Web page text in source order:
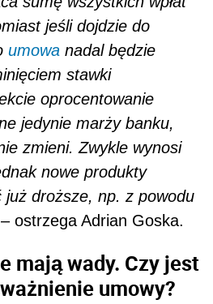
jeśli dojdzie do
umowa nadal będzie
stawki
oprocentowanie
jedynie marży banku,
zmieni. Zwykle wynosi
nowe produkty
już droższe, np. z powodu
ostrzega Adrian Goska.
mają wady. Czy jest
umowy?